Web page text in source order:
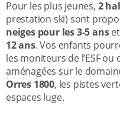
Pour les plus jeunes, 2
prestation ski) sont
neiges pour les 3-5 ans
12 ans. Vos enfants
les moniteurs de l’ESF ou
aménagées sur le
Orres 1800, les pistes
espaces luge.